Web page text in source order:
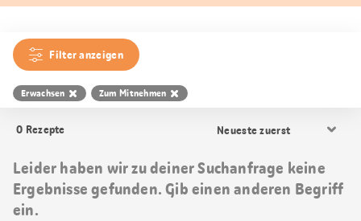
Filter anzeigen
Erwachsen Zum Mitnehmen
0 Rezepte
Sortierung
Leider haben wir zu deiner Suchanfrage keine
Ergebnisse gefunden. Gib einen anderen Begriff
ein.